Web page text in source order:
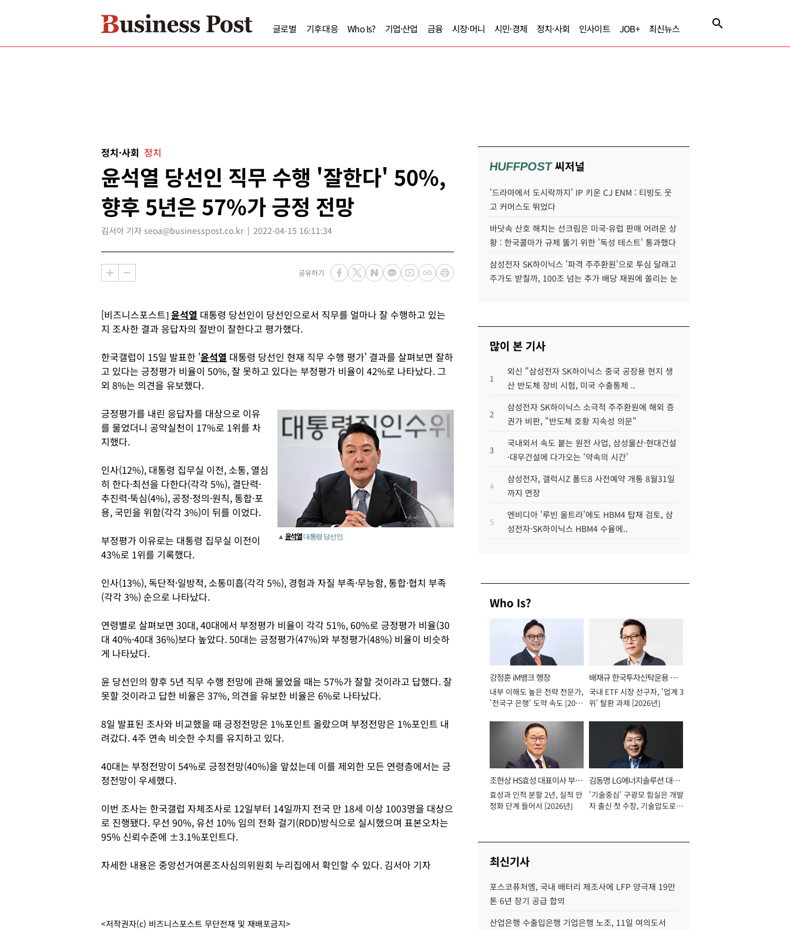
글로벌 기후대응 Who Is? 기업·산업 금융 시장·머니 시민·경제 정치·사회 인사이트 JOB+ 최신뉴스
정치·사회 정치
윤석열 당선인 직무 수행 '잘한다' 50%,
향후 5년은 57%가 긍정 전망
김서아 기자 seoa@businesspost.co.kr 2022-04-15 16:11:34
공유하기
[비즈니스포스트]윤석열 대통령 당선인이 당선인으로서 직무를 얼마나 잘 수행하고 있는
지 조사한 결과 응답자의 절반이 잘한다고 평가했다.
한국갤럽이 15일 발표한 '윤석열 대통령 당선인 현재 직무 수행 평가' 결과를 살펴보면 잘하
고 있다는 긍정평가 비율이 50%, 잘 못하고 있다는 부정평가 비율이 42%로 나타났다. 그
외 8%는 의견을 유보했다.
▲ 윤석열대통령 당선인.
긍정평가를 내린 응답자를 대상으로 이유
를 물었더니 공약실천이 17%로 1위를 차
지했다.
인사(12%), 대통령 집무실 이전, 소통, 열심
히 한다·최선을 다한다(각각 5%), 결단력·
추진력·뚝심(4%), 공정·정의·원칙, 통합·포
용, 국민을 위함(각각 3%)이 뒤를 이었다.
부정평가 이유로는 대통령 집무실 이전이
43%로 1위를 기록했다.
인사(13%), 독단적·일방적, 소통미흡(각각 5%), 경험과 자질 부족·무능함, 통합·협치 부족
(각각 3%) 순으로 나타났다.
연령별로 살펴보면 30대, 40대에서 부정평가 비율이 각각 51%, 60%로 긍정평가 비율(30
대 40%·40대 36%)보다 높았다. 50대는 긍정평가(47%)와 부정평가(48%) 비율이 비슷하
게 나타났다.
윤 당선인의 향후 5년 직무 수행 전망에 관해 물었을 때는 57%가 잘할 것이라고 답했다. 잘
못할 것이라고 답한 비율은 37%, 의견을 유보한 비율은 6%로 나타났다.
8일 발표된 조사와 비교했을 때 긍정전망은 1%포인트 올랐으며 부정전망은 1%포인트 내
려갔다. 4주 연속 비슷한 수치를 유지하고 있다.
40대는 부정전망이 54%로 긍정전망(40%)을 앞섰는데 이를 제외한 모든 연령층에서는 긍
정전망이 우세했다.
이번 조사는 한국갤럽 자체조사로 12일부터 14일까지 전국 만 18세 이상 1003명을 대상으
로 진행됐다. 무선 90%, 유선 10% 임의 전화 걸기(RDD)방식으로 실시했으며 표본오차는
95% 신뢰수준에 ±3.1%포인트다.
자세한 내용은 중앙선거여론조사심의위원회 누리집에서 확인할 수 있다. 김서아 기자
<저작권자(c) 비즈니스포스트 무단전재 및 재배포금지>
HUFFPOST씨저널
'드라마에서 도시락까지' IP 키운 CJ ENM : 티빙도 웃
고 커머스도 뛰었다
바닷속 산호 해치는 선크림은 미국·유럽 판매 어려운 상
황 : 한국콜마가 규제 뚫기 위한 '독성 테스트' 통과했다
삼성전자 SK하이닉스 '파격 주주환원'으로 투심 달래고
주가도 받칠까, 100조 넘는 추가 배당 재원에 쏠리는 눈
많이 본 기사
1
외신 "삼성전자 SK하이닉스 중국 공장용 현지 생
산 반도체 장비 시험, 미국 수출통제 ..
2
삼성전자 SK하이닉스 소극적 주주환원에 해외 증
권가 비판, "반도체 호황 지속성 의문"
3
국내외서 속도 붙는 원전 사업, 삼성물산·현대건설
·대우건설에 다가오는 '약속의 시간'
4
삼성전자, 갤럭시Z 폴드8 사전예약 개통 8월31일
까지 연장
5
엔비디아 '루빈 울트라'에도 HBM4 탑재 검토, 삼
성전자·SK하이닉스 HBM4 수율에..
Who Is?
강정훈 iM뱅크 행장
내부 이해도 높은 전략 전문가,
'전국구 은행' 도약 속도 [2026
배재규 한국투자신탁운용 대
표이사 사장
국내 ETF 시장 선구자, '업계 3
위' 탈환 과제 [2026년]
조현상 HS효성 대표이사 부회
장
효성과 인적 분할 2년, 실적 안
정화 단계 들어서 [2026년]
김동명 LG에너지솔루션 대표
이사 사장
'기술중심' 구광모 힘실은 개발
자 출신 첫 수장, 기술압도로
최신기사
포스코퓨처엠, 국내 배터리 제조사에 LFP 양극재 19만
톤 6년 장기 공급 합의
산업은행 수출입은행 기업은행 노조, 11일 여의도서